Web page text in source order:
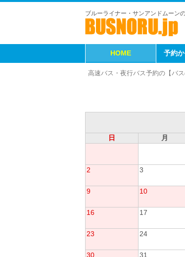
ブルーライナー・サンアンドムーン
HOME 予約
高速バス・夜行バス予約の【バス
日
月
2 3
9 10
16 17
23 24
30 31